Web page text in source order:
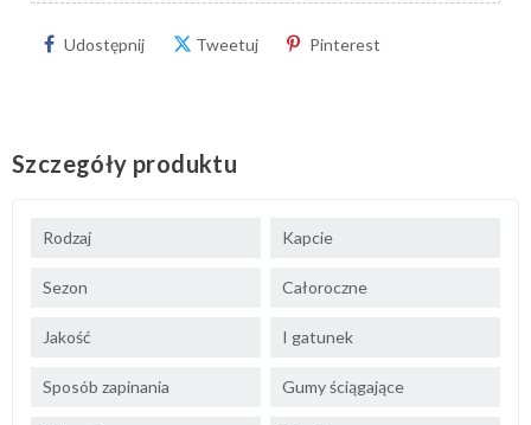
Udostępnij Tweetuj Pinterest
Szczegóły produktu
Rodzaj Kapcie
Sezon Całoroczne
Jakość I gatunek
Sposób zapinania Gumy ściągające